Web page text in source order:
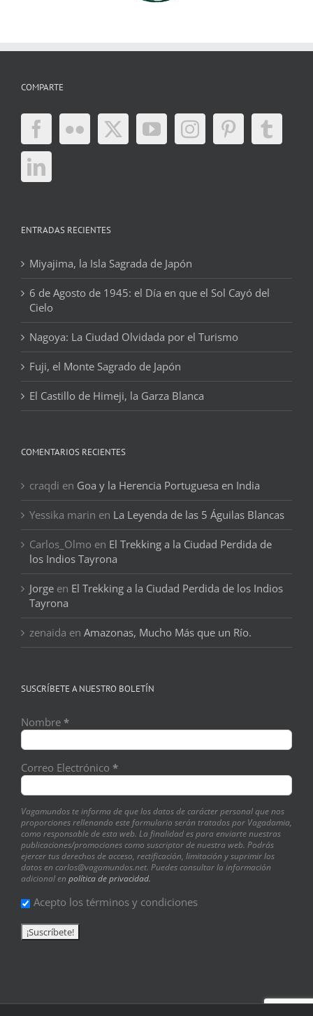
COMPARTE
ENTRADAS RECIENTES
Miyajima, la Isla Sagrada de Japón
6 de Agosto de 1945: el Día en que el Sol Cayó del
Cielo
Nagoya: La Ciudad Olvidada por el Turismo
Fuji, el Monte Sagrado de Japón
El Castillo de Himeji, la Garza Blanca
COMENTARIOS RECIENTES
craqdi en Goa y la Herencia Portuguesa en India
Yessika marin en La Leyenda de las 5 Águilas Blancas
Carlos_Olmo en El Trekking a la Ciudad Perdida de
los Indios Tayrona
Jorge en El Trekking a la Ciudad Perdida de los Indios
Tayrona
zenaida en Amazonas, Mucho Más que un Río.
SUSCRÍBETE A NUESTRO BOLETÍN
Nombre *
Correo Electrónico *
Vagamundos te informa de que los datos de carácter personal que nos
proporciones rellenando este formulario serán tratados por Vagadamia,
como responsable de esta web. La finalidad es para enviarte nuestras
publicaciones/promociones como suscriptor de nuestra web. Podrás
ejercer tus derechos de acceso, rectificación, limitación y suprimir los
datos en carlos@vagamundos.net. Puedes consultar la información
adicional en política de privacidad.
Acepto los términos y condiciones